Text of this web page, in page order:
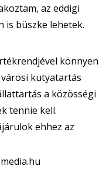
az eddigi
is büszke lehetek.
könnyen
kutyatartás
a közösségi
tennie kell.
ehhez az